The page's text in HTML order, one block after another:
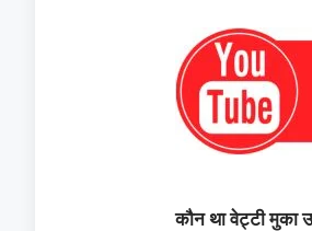
कौन था वेट्टी मुका